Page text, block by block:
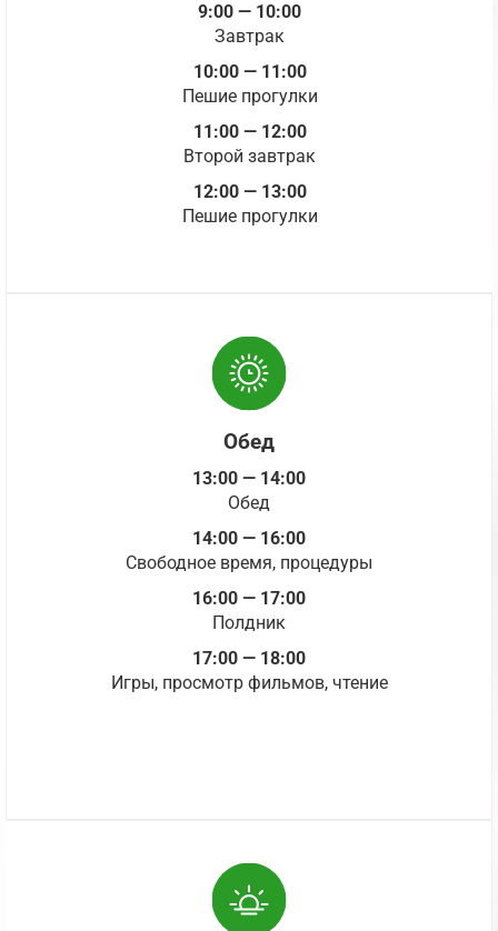
9:00 — 10:00
Завтрак
10:00 — 11:00
Пешие прогулки
11:00 — 12:00
Второй завтрак
12:00 — 13:00
Пешие прогулки
Обед
13:00 — 14:00
Обед
14:00 — 16:00
Свободное время, процедуры
16:00 — 17:00
Полдник
17:00 — 18:00
Игры, просмотр фильмов, чтение